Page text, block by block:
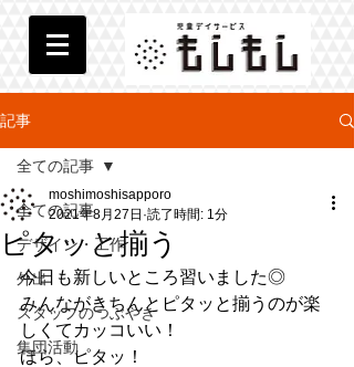
記事
全ての記事
デザイン・工作
外出
スタッフのつぶやき
集団活動
全ての記事
ピタッと揃う
moshimoshisapporo
2021年8月27日 読了時間: 1分
今日も新しいところ習いました◎
みんながきちんとピタッと揃うのが楽
しくてカッコいい！
ほら、ピタッ！